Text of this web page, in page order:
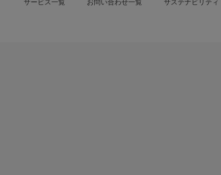
サービス一覧 お問い合わせ一覧 サステナビリティ